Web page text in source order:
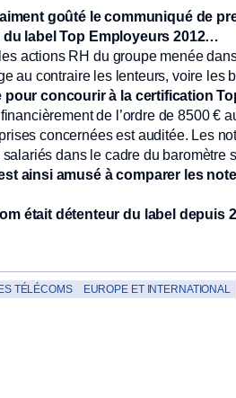
goûté le communiqué de
du label Top Employeurs 2012…
actions RH du groupe menée
au contraire les lenteurs, voire les
concourir à la certification
de l’ordre de 8500 €
concernées est auditée. Les
dans le cadre du baromètre
ainsi amusé à comparer les
était détenteur du label depuis
TÉLÉCOMS EUROPE ET INTERNATIONAL